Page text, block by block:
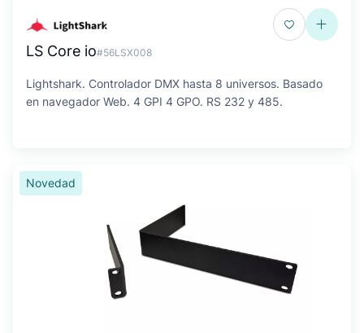
LS Core io#56LSX008
Lightshark. Controlador DMX hasta 8 universos. Basado
en navegador Web. 4 GPI 4 GPO. RS 232 y 485.
Novedad